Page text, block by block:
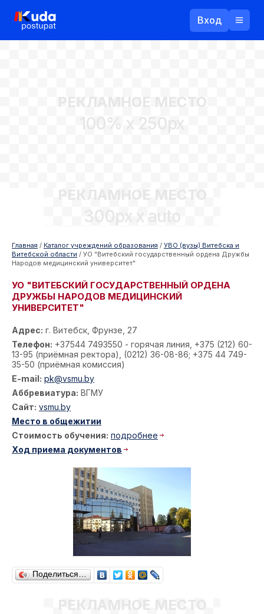
Вход
Забыли пароль?
Войти
РЕКЛАМНОЕ МЕСТО
100% x 250px
РЕКЛАМНОЕ МЕСТО
300px x auto
Главная / Каталог учреждений образования / УВО (вузы) Витебска и
Витебской области / УО "Витебский государственный ордена Дружбы
Народов медицинский университет"
УО "ВИТЕБСКИЙ ГОСУДАРСТВЕННЫЙ ОРДЕНА
ДРУЖБЫ НАРОДОВ МЕДИЦИНСКИЙ
УНИВЕРСИТЕТ"
Адрес: г. Витебск, Фрунзе, 27
Телефон: +37544 7493550 - горячая линия, +375 (212) 60-
13-95 (приёмная ректора), (0212) 36-08-86; +375 44 749-
35-50 (приёмная комиссия)
E-mail: pk@vsmu.by
Аббревиатура: ВГМУ
Сайт: vsmu.by
Место в общежитии
Стоимость обучения: подробнее
Ход приема документов
Поделиться…
РЕКЛАМНОЕ МЕСТО